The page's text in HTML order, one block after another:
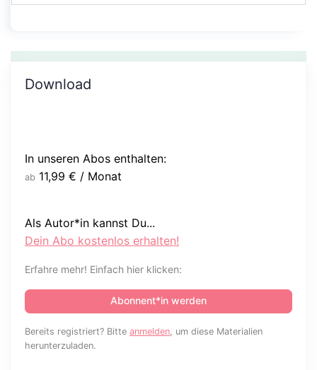
Download
In unseren Abos enthalten:
ab 11,99 € / Monat
Als Autor*in kannst Du...
Dein Abo kostenlos erhalten!
Erfahre mehr! Einfach hier klicken:
Abonnent*in werden
Bereits registriert? Bitte anmelden , um diese Materialien
herunterzuladen.